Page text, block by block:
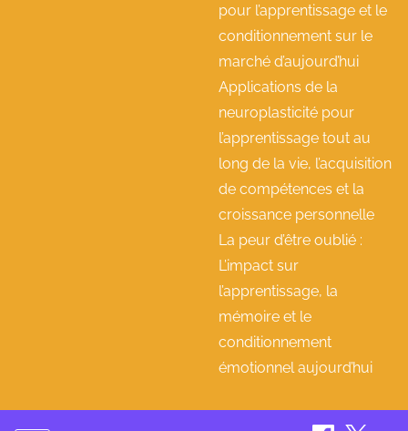
pour l’apprentissage et le
conditionnement sur le
marché d’aujourd’hui
Applications de la
neuroplasticité pour
l’apprentissage tout au
long de la vie, l’acquisition
de compétences et la
croissance personnelle
La peur d’être oublié :
L’impact sur
l’apprentissage, la
mémoire et le
conditionnement
émotionnel aujourd’hui